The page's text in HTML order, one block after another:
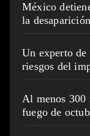
México
la
Un experto
riesgos del
Al menos 300
fuego de